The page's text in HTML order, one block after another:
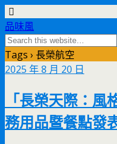
品味風
Tags › 長榮航空
2025 年 8 月 20 日
「長榮天際：
務用品暨餐點發